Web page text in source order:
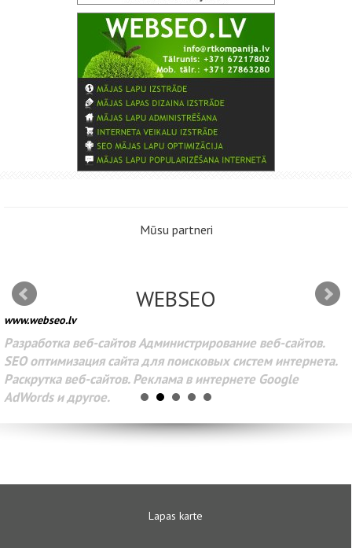
Mūsu partneri
WEBSEO
www.webseo.lv
Разработка веб-сайтов Администрирование веб-сайтов.
SEO оптимизация сайта для поисковых систем интернета.
Раскрутка веб-сайтов. Реклама в интернете Google
AdWords и другое.
Lapas karte